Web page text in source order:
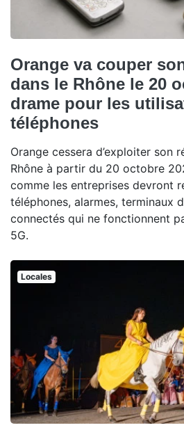
Orange va couper
dans le Rhône le 20
drame pour les
téléphones
Orange cessera d’exploiter son
Rhône à partir du 20 octobre
comme les entreprises devront
téléphones, alarmes, terminaux
connectés qui ne fonctionnent
5G.
Locales